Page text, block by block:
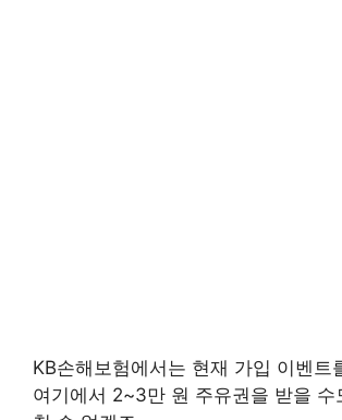
KB손해보험에서는 현재 가입 이벤트
여기에서 2~3만 원 주유권을 받을 수